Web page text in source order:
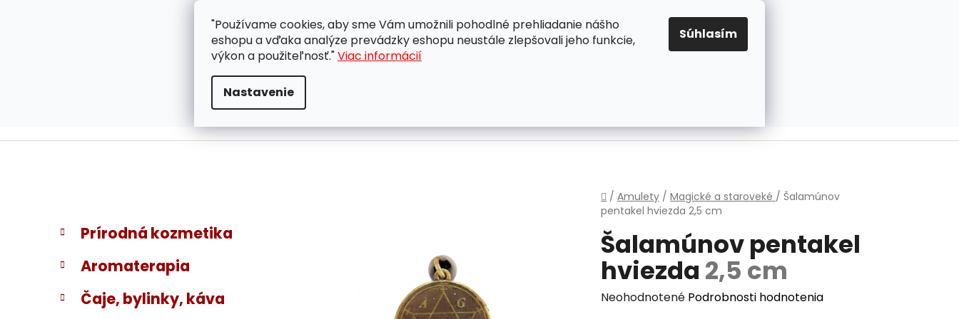
"Používame cookies, aby sme Vám umožnili pohodlné prehliadanie nášho
eshopu a vďaka analýze prevádzky eshopu neustále zlepšovali jeho funkcie,
výkon a použiteľnosť."Viac informácií
Nastavenie
Súhlasím
ZÁKAZNÍCKA PODPORA OBCHODNÉ PODMIENKY OCHRANA OSOBNÝCH ÚDAJOV PRAVIDLÁ PRE COOKIES
EUR
Domov
/ Amulety / Magické a staroveké / Šalamúnov
pentakel hviezda 2,5 cm
B
č
ý
Preskočiť
kategórie
K
a
t
e
ó
Prírodná kozmetika
Aromaterapia
Čaje, bylinky, káva
Šalamúnov pentakel
hviezda 2,5 cm
Priemerné
Neohodnotené Podrobnosti hodnotenia